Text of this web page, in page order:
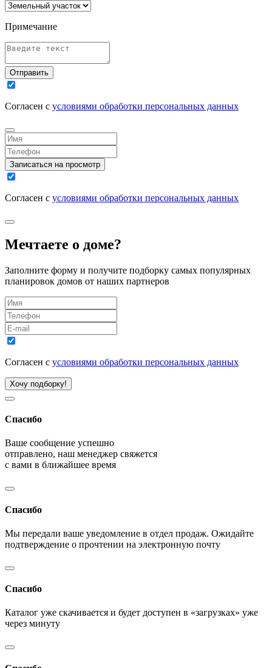
Примечание
Отправить
Согласен с условиями обработки персональных данных
Записаться на просмотр
Согласен с условиями обработки персональных данных
Мечтаете о доме?
Заполните форму и получите подборку самых популярных
планировок домов от наших партнеров
Согласен с условиями обработки персональных данных
Хочу подборку!
Спасибо
Ваше сообщение успешно
отправлено, наш менеджер свяжется
с вами в ближайшее время
Спасибо
Мы передали ваше уведомление в отдел продаж. Ожидайте
подтверждение о прочтении на электронную почту
Спасибо
Каталог уже скачивается и будет доступен в «загрузках» уже
через минуту